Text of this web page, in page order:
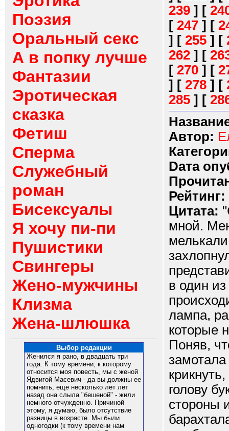
Поэзия
Оральный секс
А в попку лучше
Фантазии
Эротическая
сказка
Фетиш
Сперма
Служебный
роман
Бисексуалы
Я хочу пи-пи
Пушистики
Свингеры
Жено-мужчины
Клизма
Жена-шлюшка
Выбор редакции
Женился я рано, в двадцать три
года. К тому времени, к которому
относится моя повесть, мы с женой
Ядвигой Масевич - да вы должны ее
помнить, еще несколько лет лет
назад она слыла "бешеной" - жили
немного отчужденно. Причиной
этому, я думаю, было отсутствие
разницы в возрасте. Мы были
одногодки (к тому времени нам
239 ] [
[ 247 ] [
] [ 255 ] [
262 ] [
[ 270 ] [
] [ 278 ] [
285 ] [
Автор:
Dата
Рейтинг:
Цитата:
мной.
в один из
лампа,
которые
Поняв,
замотала
голову
стороны